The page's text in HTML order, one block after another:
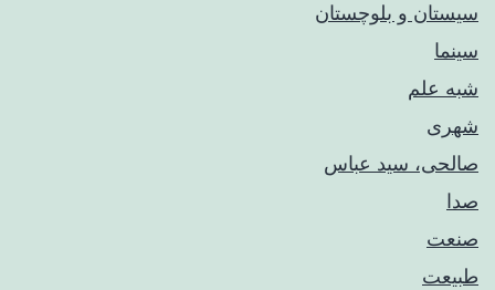
سیستان و بلوچستان
سینما
شبه علم
شهری
صالحی، سید عباس
صدا
صنعت
طبیعت